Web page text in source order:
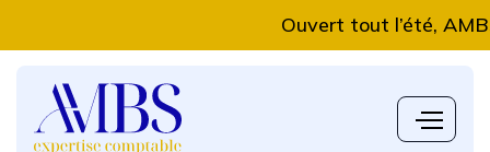
Ouvert tout l’été, AMBS